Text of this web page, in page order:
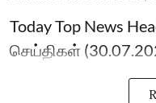
Today Top News
செய்திகள்